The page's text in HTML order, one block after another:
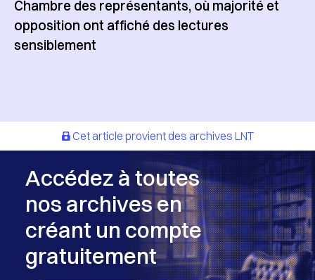
Chambre des représentants, où majorité et
opposition ont affiché des lectures
sensiblement
Cet article provient des archives LNT
Accédez à toutes
nos archives en
créant un compte
gratuitement